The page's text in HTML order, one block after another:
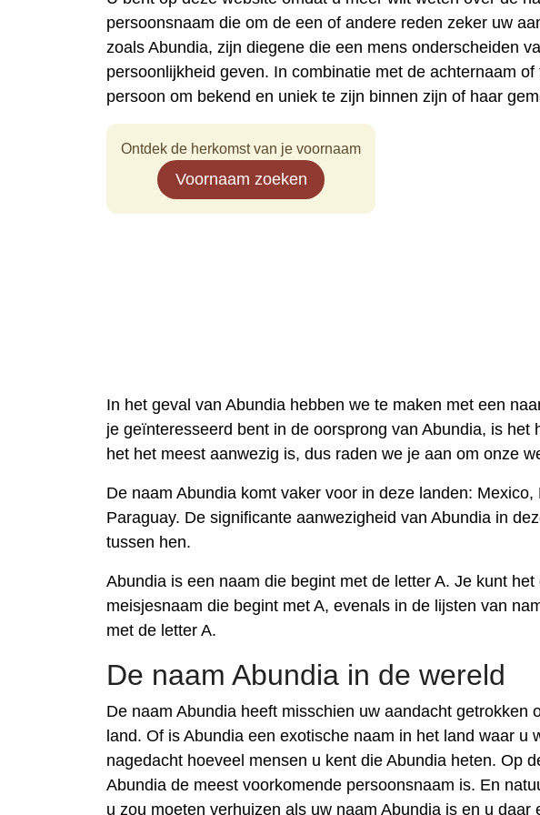
persoonsnaam die om de een of andere reden zeker uw
zoals Abundia, zijn diegene die een mens onderscheiden
persoonlijkheid geven. In combinatie met de achternaam
persoon om bekend en uniek te zijn binnen zijn of haar
Ontdek de herkomst van je voornaam
Voornaam zoeken
In het geval van Abundia hebben we te maken met een
je geïnteresseerd bent in de oorsprong van Abundia, is
het het meest aanwezig is, dus raden we je aan om onze
De naam Abundia komt vaker voor in deze landen:
Paraguay. De significante aanwezigheid van Abundia in
tussen hen.
Abundia is een naam die begint met de letter A. Je kunt
meisjesnaam die begint met A, evenals in de lijsten van
met de letter A.
De naam Abundia in de wereld
De naam Abundia heeft misschien uw aandacht getrokken
land. Of is Abundia een exotische naam in het land waar u
nagedacht hoeveel mensen u kent die Abundia heten. Op
Abundia de meest voorkomende persoonsnaam is. En
u zou moeten verhuizen als uw naam Abundia is en u